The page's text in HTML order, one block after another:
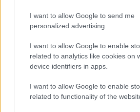
I want to allow Google to send me
personalized advertising.
I want to allow Google to enable
related to analytics like cookies on
device identifiers in apps.
I want to allow Google to enable
related to functionality of the